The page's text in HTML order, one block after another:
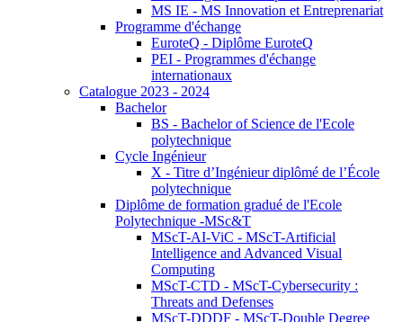
MS IE - MS Innovation et Entreprenariat
Programme d'échange
EuroteQ - Diplôme EuroteQ
PEI - Programmes d'échange
internationaux
Catalogue 2023 - 2024
Bachelor
BS - Bachelor of Science de l'Ecole
polytechnique
Cycle Ingénieur
X - Titre d’Ingénieur diplômé de l’École
polytechnique
Diplôme de formation gradué de l'Ecole
Polytechnique -MSc&T
MScT-AI-ViC - MScT-Artificial
Intelligence and Advanced Visual
Computing
MScT-CTD - MScT-Cybersecurity :
Threats and Defenses
MScT-DDDF - MScT-Double Degree